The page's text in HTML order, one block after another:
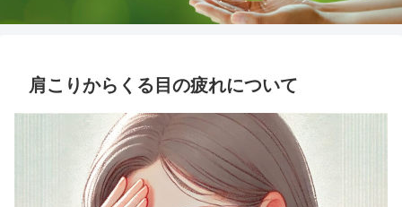
肩こりからくる目の疲れについて